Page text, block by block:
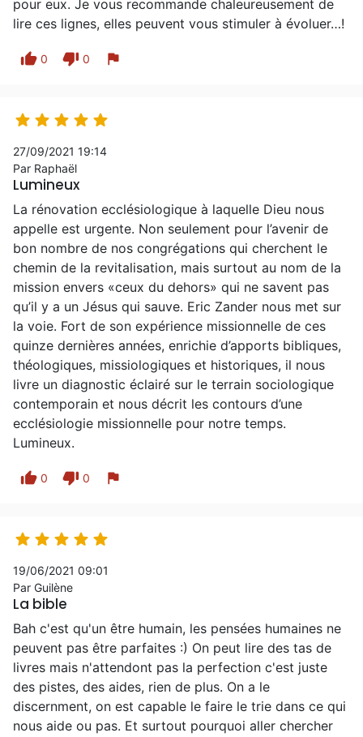
pour eux. Je vous recommande chaleureusement de
lire ces lignes, elles peuvent vous stimuler à évoluer…!
thumb_up 0 thumb_down 0 flag
    
27/09/2021 19:14
Par Raphaël
Lumineux
La rénovation ecclésiologique à laquelle Dieu nous
appelle est urgente. Non seulement pour l’avenir de
bon nombre de nos congrégations qui cherchent le
chemin de la revitalisation, mais surtout au nom de la
mission envers «ceux du dehors» qui ne savent pas
qu’il y a un Jésus qui sauve. Eric Zander nous met sur
la voie. Fort de son expérience missionnelle de ces
quinze dernières années, enrichie d’apports bibliques,
théologiques, missiologiques et historiques, il nous
livre un diagnostic éclairé sur le terrain sociologique
contemporain et nous décrit les contours d’une
ecclésiologie missionnelle pour notre temps.
Lumineux.
thumb_up 0 thumb_down 0 flag
    
19/06/2021 09:01
Par Guilène
La bible
Bah c'est qu'un être humain, les pensées humaines ne
peuvent pas être parfaites :) On peut lire des tas de
livres mais n'attendont pas la perfection c'est juste
des pistes, des aides, rien de plus. On a le
discernment, on est capable le faire le trie dans ce qui
nous aide ou pas. Et surtout pourquoi aller chercher